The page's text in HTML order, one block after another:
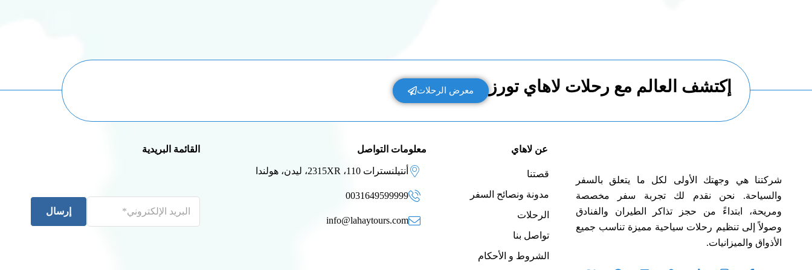
إكتشف العالم مع رحلات لاهاي تورز معرض الرحلات
شركتنا هي وجهتك الأولى لكل ما يتعلق بالسفر
والسياحة. نحن نقدم لك تجربة سفر مخصصة
ومريحة، ابتداءً من حجز تذاكر الطيران والفنادق
وصولاً إلى تنظيم رحلات سياحية مميزة تناسب جميع
الأذواق والميزانيات.
عن لاهاي
قصتنا
مدونة ونصائح السفر
الرحلات
تواصل بنا
الشروط و الأحكام
معلومات التواصل
أنتيلنسترات 110، 2315XR، ليدن، هولندا
0031649599999
info@lahaytours.com
القائمة البريدية
إرسال